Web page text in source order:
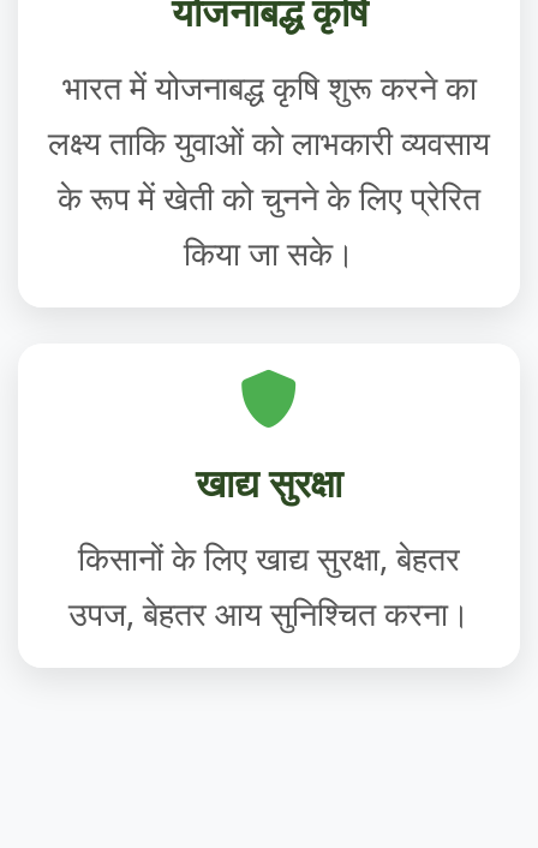
योजनाबद्ध कृषि
भारत में योजनाबद्ध कृषि शुरू करने का
लक्ष्य ताकि युवाओं को लाभकारी व्यवसाय
के रूप में खेती को चुनने के लिए प्रेरित
किया जा सके।
खाद्य सुरक्षा
किसानों के लिए खाद्य सुरक्षा, बेहतर
उपज, बेहतर आय सुनिश्चित करना।